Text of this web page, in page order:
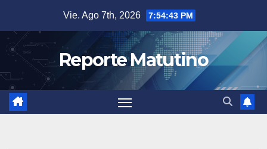
contenido
Vie. Ago 7th, 2026 7:54:44 PM
Reporte Matutino